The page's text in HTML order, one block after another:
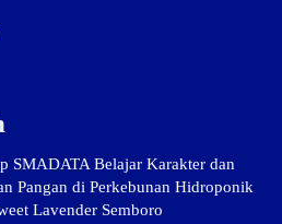
SMADATA Belajar Karakter dan
Pangan di Perkebunan Hidroponik
Lavender Semboro